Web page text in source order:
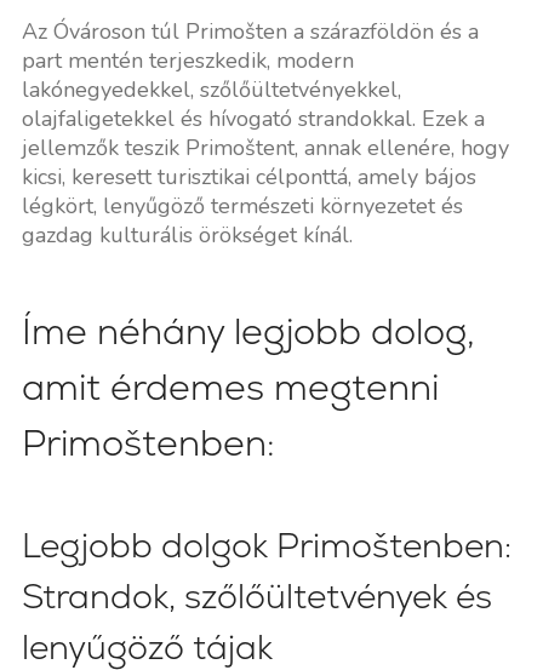
Az Óvároson túl Primošten a szárazföldön és a
part mentén terjeszkedik, modern
lakónegyedekkel, szőlőültetvényekkel,
olajfaligetekkel és hívogató strandokkal. Ezek a
jellemzők teszik Primoštent, annak ellenére, hogy
kicsi, keresett turisztikai célponttá, amely bájos
légkört, lenyűgöző természeti környezetet és
gazdag kulturális örökséget kínál.
Íme néhány legjobb dolog,
amit érdemes megtenni
Primoštenben:
Legjobb dolgok Primoštenben:
Strandok, szőlőültetvények és
lenyűgöző tájak